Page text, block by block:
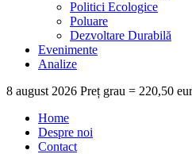
Politici Ecologice
Poluare
Dezvoltare Durabilă
Evenimente
Analize
8 august 2026 Preț grau =
Home
Despre noi
Contact